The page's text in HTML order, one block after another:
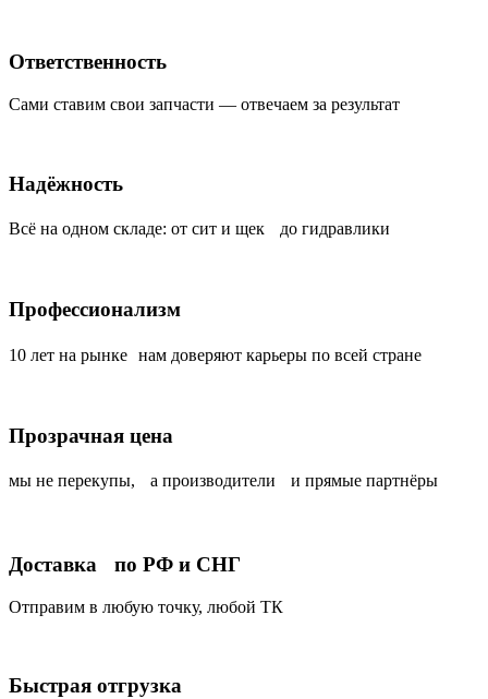
Ответственность
Сами ставим свои запчасти — отвечаем за результат
Надёжность
Всё на одном складе: от сит и щек до гидравлики
Профессионализм
10 лет на рынке нам доверяют карьеры по всей стране
Прозрачная цена
мы не перекупы, а производители и прямые партнёры
Доставка по РФ и СНГ
Отправим в любую точку, любой ТК
Быстрая отгрузка